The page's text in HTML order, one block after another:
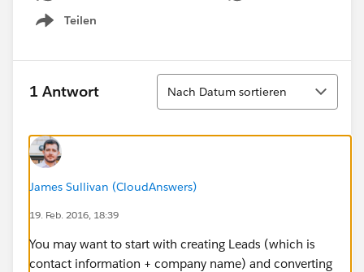
Teilen
Show menu
1 Antwort
Sortieren
Nach Datum sortieren
James Sullivan (CloudAnswers)
19. Feb. 2016, 18:39
You may want to start with creating Leads (which is
contact information + company name) and converting